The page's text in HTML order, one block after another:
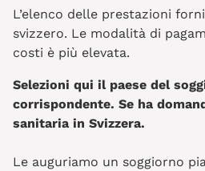
L’elenco delle prestazioni
svizzero. Le modalità di
costi è più elevata.
Selezioni qui il paese del
corrispondente. Se ha
sanitaria in Svizzera.
Le auguriamo un soggiorno